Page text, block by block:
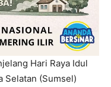
Hari Raya Idul
Selatan (Sumsel)